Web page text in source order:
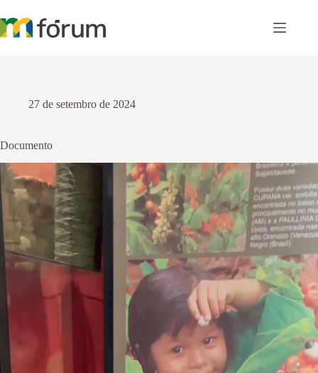
para
o
27 de setembro de 2024
Documento